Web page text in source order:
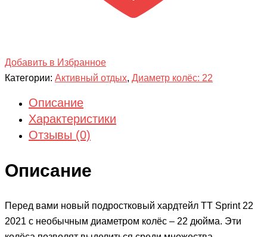
Добавить в Избранное
Категории: Активный отдых, Диаметр колёс: 22
Описание
Характеристики
Отзывы (0)
Описание
Перед вами новый подростковый хардтейл TT Sprint 22
2021 с необычным диаметром колёс – 22 дюйма. Эти